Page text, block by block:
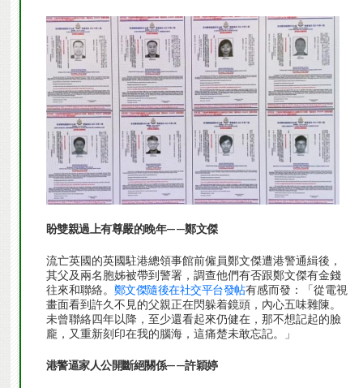
盼雙親過上有尊嚴的晚年——鄭文傑
流亡英國的英國駐港總領事館前僱員鄭文傑遭港警通緝後，
其父及兩名胞姊被帶到警署，調查他們有否跟鄭文傑有金錢
往來和聯絡。 鄭文傑隨後在社交平台發帖有感而發：「從電視
畫面看到許久不見的父親正在閃躲着鏡頭，內心五味雜陳。
未曾聯絡四年以降，至少還看起來仍健在，那不想記起的臉
龐，又重新刻印在我的腦海，這痛楚未敢忘記。」
港警逼家人公開斷絕關係——許穎婷